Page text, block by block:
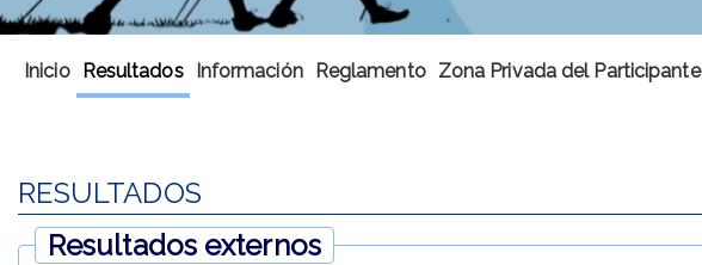
Inicio Resultados Información Reglamento Zona Privada del Participante
RESULTADOS
Resultados externos